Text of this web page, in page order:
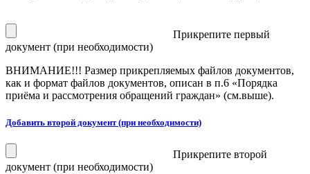
Прикрепите первый
документ (при необходимости)
ВНИМАНИЕ!!! Размер прикрепляемых файлов документов,
как и формат файлов документов, описан в п.6 «Порядка
приёма и рассмотрения обращений граждан» (см.выше).
Добавить второй документ (при необходимости)
Прикрепите второй
документ (при необходимости)